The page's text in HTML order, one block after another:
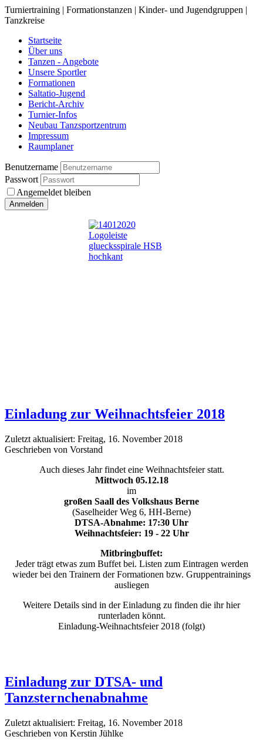
Turniertraining | Formationstanzen | Kinder- und Jugendgruppen |
Tanzkreise
Startseite
Über uns
Tanzen - Angebote
Unsere Sportler
Formationen
Saltatio-Jugend
Bericht-Archiv
Turnier-Infos
Neubau Tanzsportzentrum
Impressum
Raumplaner
Benutzername
Passwort
Angemeldet bleiben
Einladung zur Weihnachtsfeier 2018
Zuletzt aktualisiert: Freitag, 16. November 2018
Geschrieben von Vorstand
Auch dieses Jahr findet eine Weihnachtsfeier statt.
Mittwoch 05.12.18
im
großen Saall des Volkshaus Berne
(Saselheider Weg 6, HH-Berne)
DTSA-Abnahme: 17:30 Uhr
Weihnachtsfeier: 19 - 22 Uhr
Mitbringbuffet:
Jeder trägt etwas zum Buffet bei. Listen zum Eintragen werden
wieder bei den Trainern der Formationen bzw. Gruppentrainings
ausliegen
Weitere Details sind in der Einladung zu finden die ihr hier
runterladen könnt.
Einladung-Weihnachtsfeier 2018 (folgt)
Einladung zur DTSA- und
Tanzsternchenabnahme
Zuletzt aktualisiert: Freitag, 16. November 2018
Geschrieben von Kerstin Jühlke